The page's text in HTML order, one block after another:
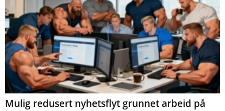
Mulig redusert nyhetsflyt grunnet arbeid på